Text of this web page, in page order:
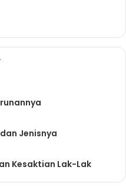
Jenisnya
Kesaktian Lak-Lak